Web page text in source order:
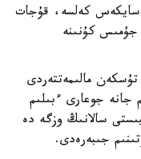
سايكەس كەلسە، قۇجات
جۇمىس كۇنىنە
مالىمەتتەردى
جوعارى ءبىلىم
سالانىڭ وزگە دە
جىبەرەدى.